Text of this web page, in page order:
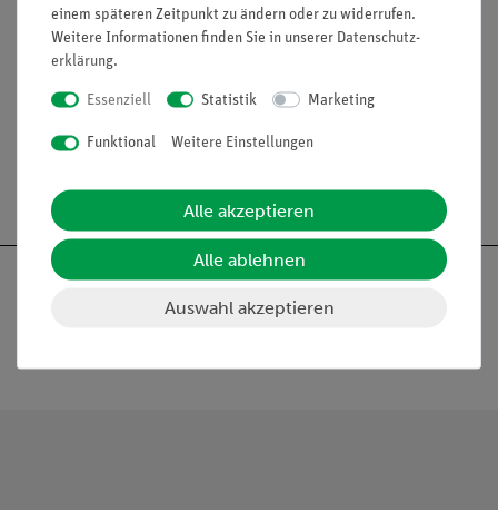
Tarentola mauritanica. In natürlicher Größe, aus SOMSO-
Plast®. Nach Studiendirektor Christian Groß. Mit
aufgedruckter Beschreibung auf grünen Sockel, unter
einer transparenten Staubschutzhaube. Schachtelmaße:
einem späteren Zeitpunkt zu ändern oder zu widerrufen.
Weitere Informationen finden Sie in unserer Daten­schutz­
erklärung.
Essenziell Statistik Marketing
Funktional Weitere Einstellungen
Alle akzeptieren
Alle ablehnen
Auswahl akzeptieren